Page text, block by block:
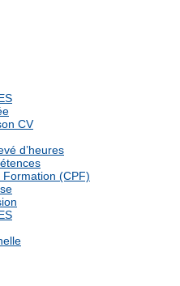
CV
d’heures
(CPF)